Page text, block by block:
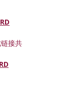
接共